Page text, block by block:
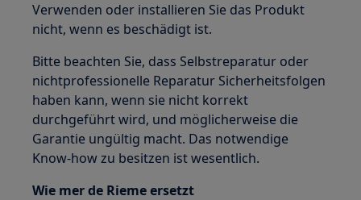
Verwenden oder installieren Sie das Produkt
nicht, wenn es beschädigt ist.
Bitte beachten Sie, dass Selbstreparatur oder
nichtprofessionelle Reparatur Sicherheitsfolgen
haben kann, wenn sie nicht korrekt
durchgeführt wird, und möglicherweise die
Garantie ungültig macht. Das notwendige
Know-how zu besitzen ist wesentlich.
Wie mer de Rieme ersetzt